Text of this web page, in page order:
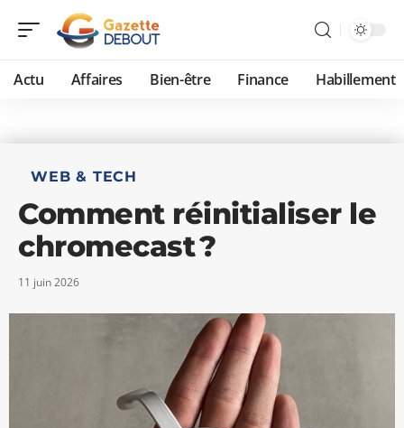
Actu Affaires Bien-être Finance Habillement
WEB & TECH
Comment réinitialiser le
chromecast ?
11 juin 2026